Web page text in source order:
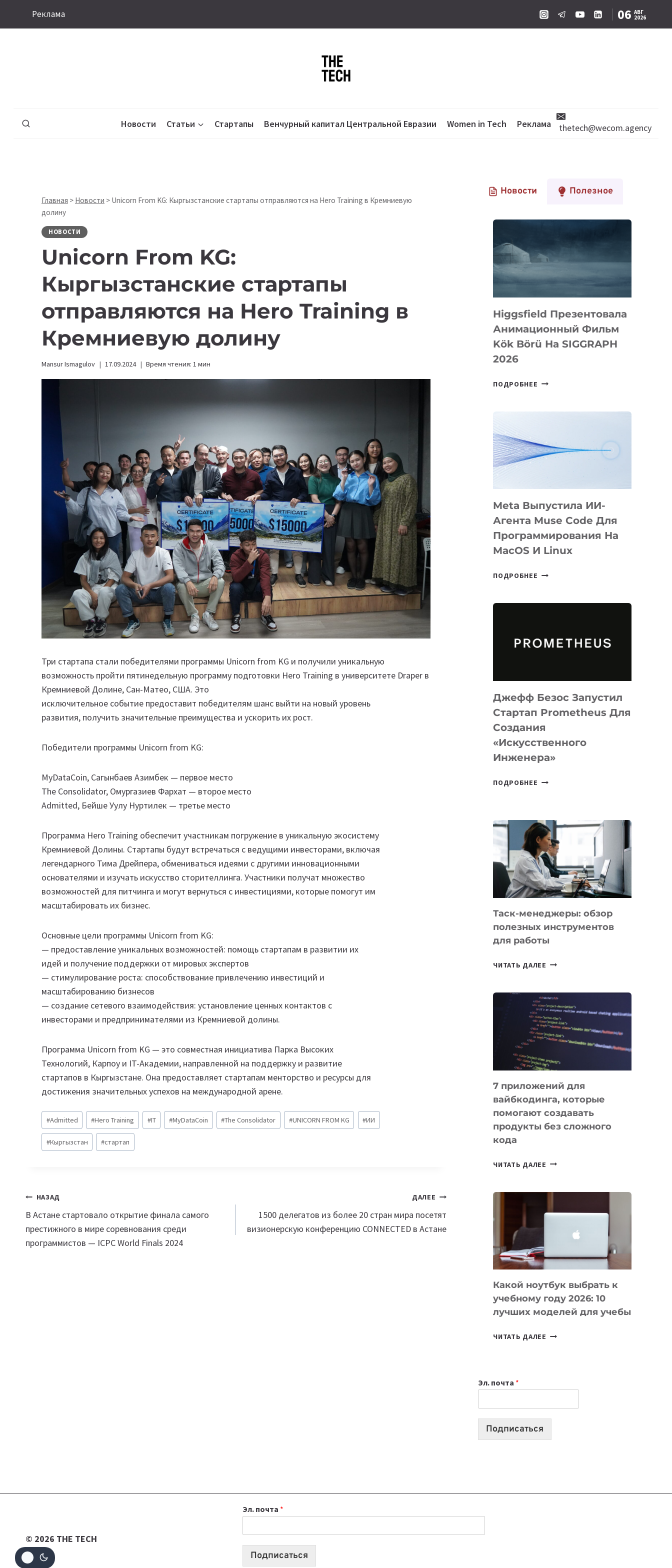
Реклама 06 АВГ
2026
Новости Статьи Стартапы Венчурный капитал Центральной Евразии Women in Tech Реклама thetech@wecom.agency
Главная > Новости > Unicorn From KG: Кыргызстанские стартапы отправляются на Hero Training в Кремниевую
долину
НОВОСТИ
Unicorn From KG:
Кыргызстанские стартапы
отправляются на Hero Training в
Кремниевую долину
Mansur Ismagulov 17.09.2024 Время чтения: 1 мин
Три стартапа стали победителями программы Unicorn from KG и получили уникальную
возможность пройти пятинедельную программу подготовки Hero Training в университете Draper в
Кремниевой Долине, Сан-Матео, США. Это
исключительное событие предоставит победителям шанс выйти на новый уровень
развития, получить значительные преимущества и ускорить их рост.
Победители программы Unicorn from KG:
MyDataCoin, Сагынбаев Азимбек — первое место
The Consolidator, Омургазиев Фархат — второе место
Admitted, Бейше Уулу Нуртилек — третье место
Программа Hero Training обеспечит участникам погружение в уникальную экосистему
Кремниевой Долины. Стартапы будут встречаться с ведущими инвесторами, включая
легендарного Тима Дрейпера, обмениваться идеями с другими инновационными
основателями и изучать искусство сторителлинга. Участники получат множество
возможностей для питчинга и могут вернуться с инвестициями, которые помогут им
масштабировать их бизнес.
Основные цели программы Unicorn from KG:
— предоставление уникальных возможностей: помощь стартапам в развитии их
идей и получение поддержки от мировых экспертов
— стимулирование роста: способствование привлечению инвестиций и
масштабированию бизнесов
— создание сетевого взаимодействия: установление ценных контактов с
инвесторами и предпринимателями из Кремниевой долины.
Программа Unicorn from KG — это совместная инициатива Парка Высоких
Технологий, Карпоу и IT-Академии, направленной на поддержку и развитие
стартапов в Кыргызстане. Она предоставляет стартапам менторство и ресурсы для
достижения значительных успехов на международной арене.
Метки
записи:
#Admitted #Hero Training #IT #MyDataCoin #The Consolidator #UNICORN FROM KG #ИИ
#Кыргызстан #стартап
Навигация
по
записям
НАЗАД
В Астане стартовало открытие финала самого
престижного в мире соревнования среди
программистов — ICPC World Finals 2024
ДАЛЕЕ
1500 делегатов из более 20 стран мира посетят
визионерскую конференцию CONNECTED в Астане
Новости Полезное
Higgsfield Презентовала
Анимационный Фильм
Kök Börü На SIGGRAPH
2026
ПОДРОБНЕЕ HIGGSFIELD
BÖRÜ
НА
Meta Выпустила ИИ-
Агента Muse Code Для
Программирования На
MacOS И Linux
ПОДРОБНЕЕ META
ДЛЯ
И
LINUX
Джефф Безос Запустил
Стартап Prometheus Для
Создания
«искусственного
Инженера»
ПОДРОБНЕЕ ДЖЕФФ
PROMETHEUS
ДЛЯ
СОЗДАНИЯ
«ИСКУССТВЕННОГО
ИНЖЕНЕРА»
Таск-менеджеры: обзор
полезных инструментов
для работы
ЧИТАТЬ ДАЛЕЕ ТАСК-
ПОЛЕЗНЫХ
ИНСТРУМЕНТОВ
ДЛЯ
РАБОТЫ
7 приложений для
вайбкодинга, которые
помогают создавать
продукты без сложного
кода
ЧИТАТЬ ДАЛЕЕ
КОТОРЫЕ
СОЗДАВАТЬ
БЕЗ
КОДА
Какой ноутбук выбрать к
учебному году 2026: 10
лучших моделей для учебы
ЧИТАТЬ ДАЛЕЕ КАКОЙ
2026:
10
Эл. почта *
Подписаться
© 2026 THE TECH
Эл. почта *
Подписаться